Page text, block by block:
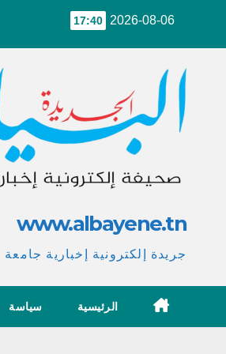
2026-08-06
17:40
www.albayene.tn
جريدة إلكترونية إخبارية جامعة
الرئيسية سياسة